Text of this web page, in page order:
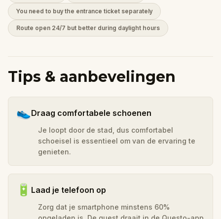
You need to buy the entrance ticket separately
Route open 24/7 but better during daylight hours
Tips & aanbevelingen
👟Draag comfortabele schoenen
Je loopt door de stad, dus comfortabel
schoeisel is essentieel om van de ervaring te
genieten.
🔋 Laad je telefoon op
Zorg dat je smartphone minstens 60%